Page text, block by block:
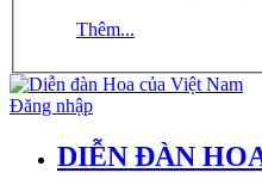
Thêm...
Đăng nhập
DIỄN ĐÀN